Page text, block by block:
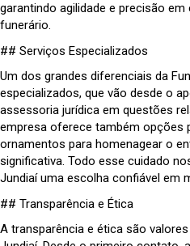
garantindo agilidade e precisão
funerário.
## Serviços Especializados
Um dos grandes diferenciais da
especializados, que vão desde o
assessoria jurídica em questões
empresa oferece também opções
ornamentos para homenagear o
significativa. Todo esse cuidado
Jundiaí uma escolha confiável em
## Transparência e Ética
A transparência e ética são